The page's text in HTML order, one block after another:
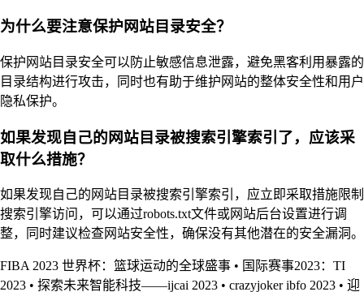
为什么要注意保护网站目录安全？
保护网站目录安全可以防止敏感信息泄露，避免黑客利用暴露的
目录结构进行攻击，同时也有助于维护网站的整体安全性和用户
隐私保护。
如果发现自己的网站目录被搜索引擎索引了，应该采
取什么措施？
如果发现自己的网站目录被搜索引擎索引，应立即采取措施限制
搜索引擎访问，可以通过robots.txt文件或网站后台设置进行调
整，同时建议检查网站安全性，确保没有其他潜在的安全漏洞。
FIBA 2023 世界杯：篮球运动的全球盛事 • 国际赛事2023：TI
2023 • 探索未来智能科技——ijcai 2023 • crazyjoker ibfo 2023 • 迎